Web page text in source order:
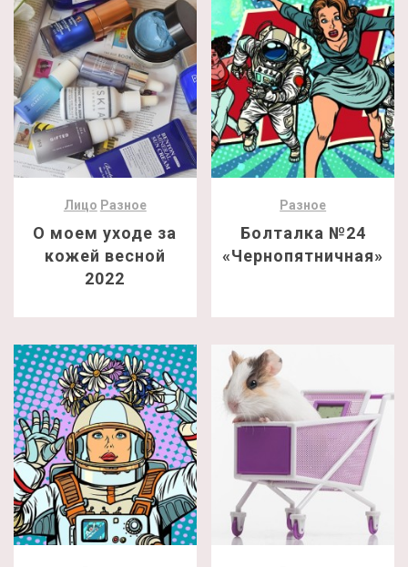
Лицо Разное
О моем уходе за
кожей весной
2022
Разное
Болталка №24
«Чернопятничная»